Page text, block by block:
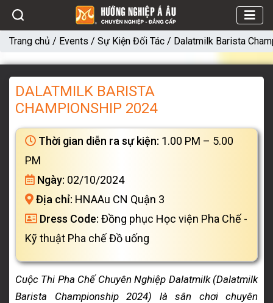
Trang chủ / Events / Sự Kiện Đối Tác / Dalatmilk Barista
DALATMILK BARISTA
CHAMPIONSHIP 2024
Thời gian diễn ra sự kiện: 1.00 PM – 5.00
PM
Ngày: 02/10/2024
Địa chỉ: HNAAu CN Quận 3
Dress Code: Đồng phục Học viện Pha Chế -
Kỹ thuật Pha chế Đồ uống
Cuộc Thi Pha Chế Chuyên Nghiệp Dalatmilk (Dalatmilk
Barista Championship 2024) là sân chơi chuyên